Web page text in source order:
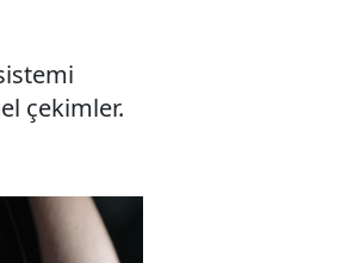
çekimler.